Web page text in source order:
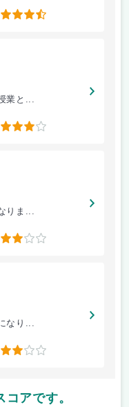
業と...
りま...
なり...
アです。